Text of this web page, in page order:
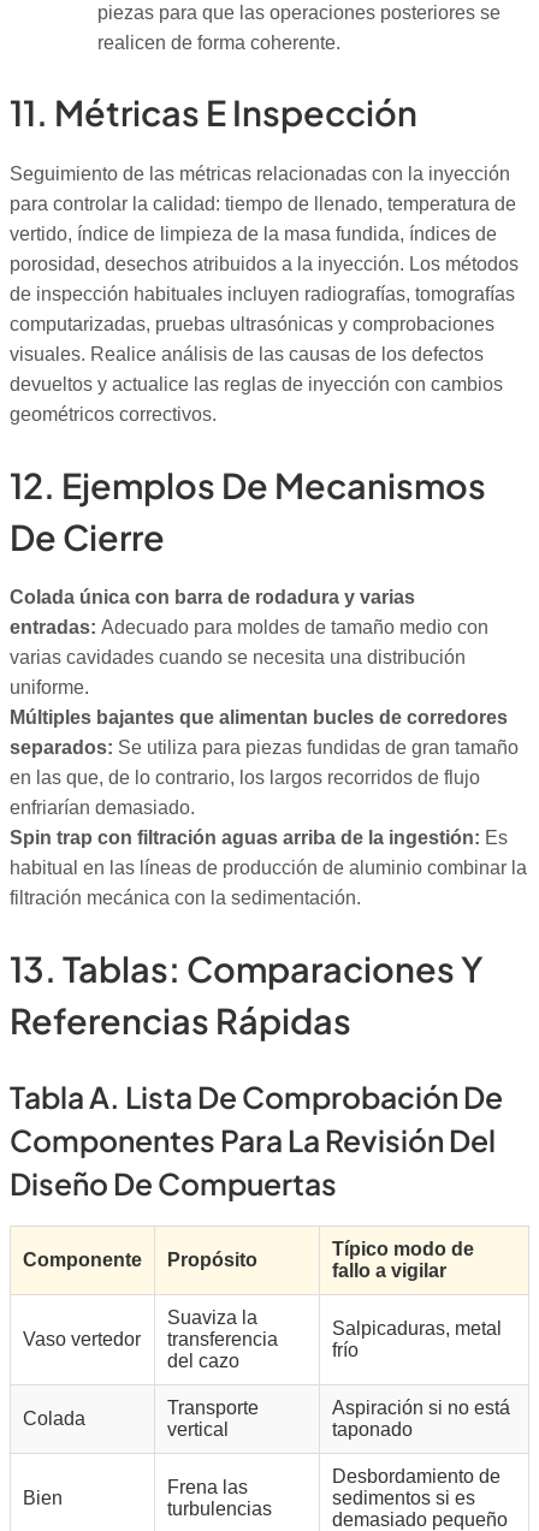
piezas para que las operaciones posteriores se
realicen de forma coherente.
11. Métricas E Inspección
Seguimiento de las métricas relacionadas con la inyección
para controlar la calidad: tiempo de llenado, temperatura de
vertido, índice de limpieza de la masa fundida, índices de
porosidad, desechos atribuidos a la inyección. Los métodos
de inspección habituales incluyen radiografías, tomografías
computarizadas, pruebas ultrasónicas y comprobaciones
visuales. Realice análisis de las causas de los defectos
devueltos y actualice las reglas de inyección con cambios
geométricos correctivos.
12. Ejemplos De Mecanismos
De Cierre
Colada única con barra de rodadura y varias
entradas: Adecuado para moldes de tamaño medio con
varias cavidades cuando se necesita una distribución
uniforme.
Múltiples bajantes que alimentan bucles de corredores
separados: Se utiliza para piezas fundidas de gran tamaño
en las que, de lo contrario, los largos recorridos de flujo
enfriarían demasiado.
Spin trap con filtración aguas arriba de la ingestión: Es
habitual en las líneas de producción de aluminio combinar la
filtración mecánica con la sedimentación.
13. Tablas: Comparaciones Y
Referencias Rápidas
Tabla A. Lista De Comprobación De
Componentes Para La Revisión Del
Diseño De Compuertas
Componente Propósito
Típico modo de
fallo a vigilar
Vaso vertedor
Suaviza la
transferencia
del cazo
Salpicaduras, metal
frío
Colada
Transporte
vertical
Aspiración si no está
taponado
Bien
Frena las
turbulencias
Desbordamiento de
sedimentos si es
demasiado pequeño